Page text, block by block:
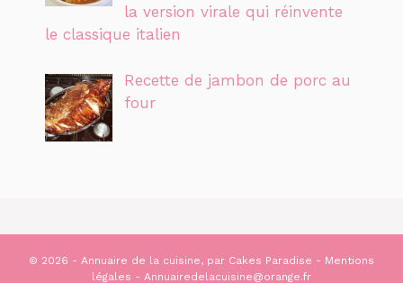
la version virale qui réinvente
le classique italien
Recette de jambon de porc au
four
© 2026 - Annuaire de la cuisine, par Cakes Paradise - Mentions
légales - Annuairedelacuisine@orange.fr